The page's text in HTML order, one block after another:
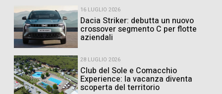
16 LUGLIO 2026
Dacia Striker: debutta un nuovo
crossover segmento C per flotte
aziendali
28 LUGLIO 2026
Club del Sole e Comacchio
Experience: la vacanza diventa
scoperta del territorio